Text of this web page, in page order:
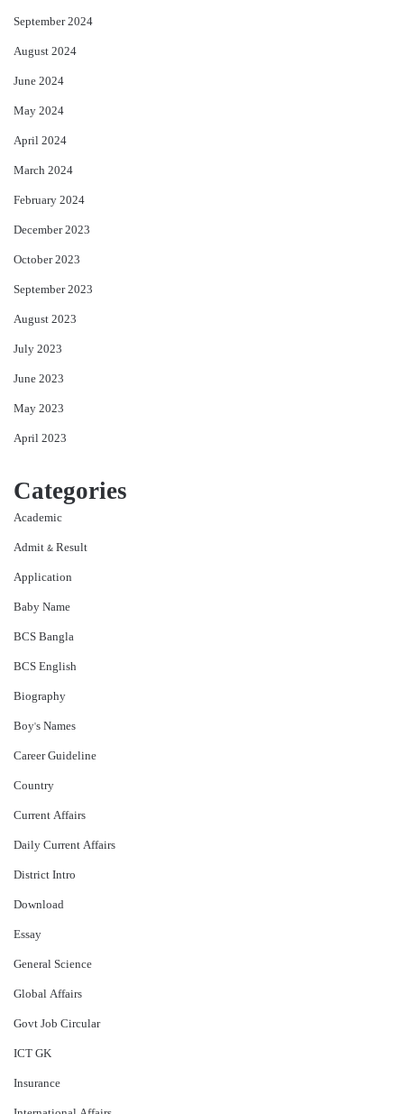
September 2024
August 2024
June 2024
May 2024
April 2024
March 2024
February 2024
December 2023
October 2023
September 2023
August 2023
July 2023
June 2023
May 2023
April 2023
Categories
Academic
Admit & Result
Application
Baby Name
BCS Bangla
BCS English
Biography
Boy's Names
Career Guideline
Country
Current Affairs
Daily Current Affairs
District Intro
Download
Essay
General Science
Global Affairs
Govt Job Circular
ICT GK
Insurance